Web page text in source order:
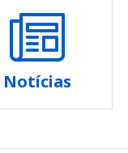
Notícias